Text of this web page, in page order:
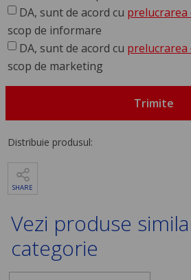
DA, sunt de acord cu
scop de informare
DA, sunt de acord cu
scop de marketing
Trimite
Distribuie produsul:
SHARE
Vezi produse
categorie